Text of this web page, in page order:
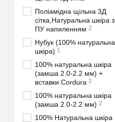
Поліамідна щільна 3Д
сітка,Натуральна шкіра з
ПУ напиленням 2
Нубук (100% натуральна
шкіра) 1
100% натуральна шкіра
(замша 2.0-2.2 мм) +
вставки Cordura 2
100% натуральна шкіра
(замша 2.0-2.2 мм) 2
100% Натуральна шкіра